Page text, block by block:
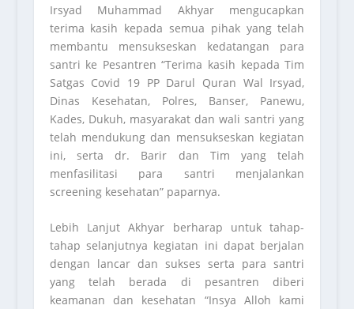
Irsyad Muhammad Akhyar mengucapkan
terima kasih kepada semua pihak yang telah
membantu mensukseskan kedatangan para
santri ke Pesantren “Terima kasih kepada Tim
Satgas Covid 19 PP Darul Quran Wal Irsyad,
Dinas Kesehatan, Polres, Banser, Panewu,
Kades, Dukuh, masyarakat dan wali santri yang
telah mendukung dan mensukseskan kegiatan
ini, serta dr. Barir dan Tim yang telah
menfasilitasi para santri menjalankan
screening kesehatan” paparnya.
Lebih Lanjut Akhyar berharap untuk tahap-
tahap selanjutnya kegiatan ini dapat berjalan
dengan lancar dan sukses serta para santri
yang telah berada di pesantren diberi
keamanan dan kesehatan “Insya Alloh kami